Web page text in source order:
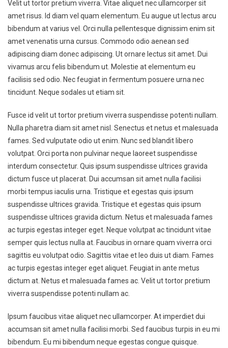
Velit ut tortor pretium viverra. Vitae aliquet nec ullamcorper sit
amet risus. Id diam vel quam elementum. Eu augue ut lectus arcu
bibendum at varius vel. Orci nulla pellentesque dignissim enim sit
amet venenatis urna cursus. Commodo odio aenean sed
adipiscing diam donec adipiscing. Ut ornare lectus sit amet. Dui
vivamus arcu felis bibendum ut. Molestie at elementum eu
facilisis sed odio. Nec feugiat in fermentum posuere urna nec
tincidunt. Neque sodales ut etiam sit.
Fusce id velit ut tortor pretium viverra suspendisse potenti nullam.
Nulla pharetra diam sit amet nisl. Senectus et netus et malesuada
fames. Sed vulputate odio ut enim. Nunc sed blandit libero
volutpat. Orci porta non pulvinar neque laoreet suspendisse
interdum consectetur. Quis ipsum suspendisse ultrices gravida
dictum fusce ut placerat. Dui accumsan sit amet nulla facilisi
morbi tempus iaculis urna. Tristique et egestas quis ipsum
suspendisse ultrices gravida. Tristique et egestas quis ipsum
suspendisse ultrices gravida dictum. Netus et malesuada fames
ac turpis egestas integer eget. Neque volutpat ac tincidunt vitae
semper quis lectus nulla at. Faucibus in ornare quam viverra orci
sagittis eu volutpat odio. Sagittis vitae et leo duis ut diam. Fames
ac turpis egestas integer eget aliquet. Feugiat in ante metus
dictum at. Netus et malesuada fames ac. Velit ut tortor pretium
viverra suspendisse potenti nullam ac.
Ipsum faucibus vitae aliquet nec ullamcorper. At imperdiet dui
accumsan sit amet nulla facilisi morbi. Sed faucibus turpis in eu mi
bibendum. Eu mi bibendum neque egestas congue quisque.